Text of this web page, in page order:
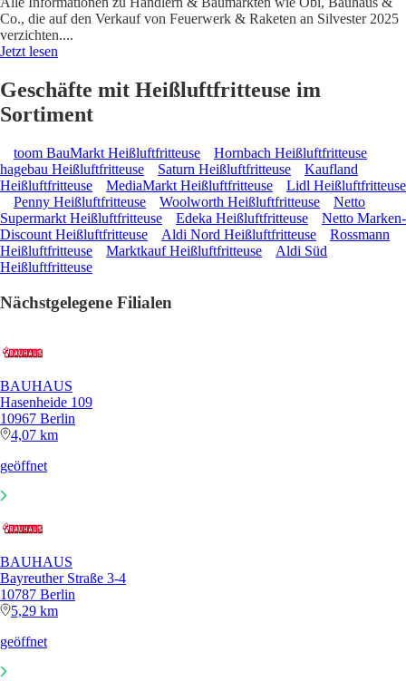
Co., die auf den Verkauf von Feuerwerk & Raketen an Silvester 2025
verzichten....
Jetzt lesen
Geschäfte mit Heißluftfritteuse im
Sortiment
toom BauMarkt Heißluftfritteuse
Hornbach Heißluftfritteuse
hagebau Heißluftfritteuse
Saturn Heißluftfritteuse
Kaufland
Heißluftfritteuse
MediaMarkt Heißluftfritteuse
Lidl Heißluftfritteuse
Penny Heißluftfritteuse
Woolworth Heißluftfritteuse
Netto
Supermarkt Heißluftfritteuse
Edeka Heißluftfritteuse
Netto Marken-
Discount Heißluftfritteuse
Aldi Nord Heißluftfritteuse
Rossmann
Heißluftfritteuse
Marktkauf Heißluftfritteuse
Aldi Süd
Heißluftfritteuse
Nächstgelegene Filialen
BAUHAUS
Hasenheide 109
10967 Berlin
4,07 km
geöffnet
BAUHAUS
Bayreuther Straße 3-4
10787 Berlin
5,29 km
geöffnet